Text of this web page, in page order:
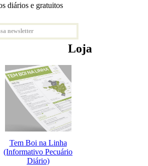
diários e gratuitos
newsletter
Loja
Tem Boi na Linha
(Informativo Pecuário
Diário)